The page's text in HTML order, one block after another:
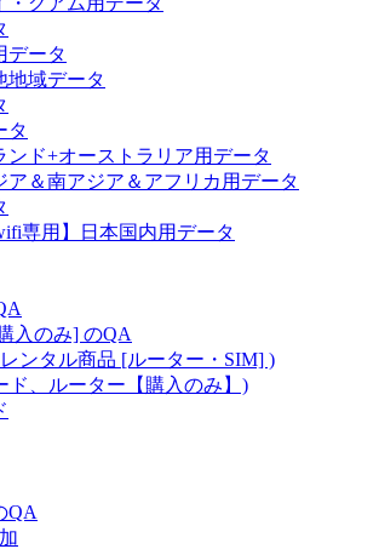
データ
地域データ
タ
ンド+オーストラリア用データ
ア＆南アジア＆アフリカ用データ
wifi専用】日本国内用データ
入のみ] のQA
ンタル商品 [ルーター・SIM] )
ド、ルーター【購入のみ】)
QA